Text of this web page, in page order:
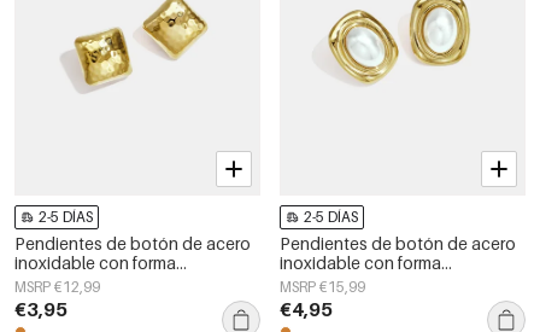
2-5 DÍAS
Pendientes de botón de acero
inoxidable con forma
geométrica, sencillos, de la
serie Daily Simple, joyería para
mujer.
MSRP €12,99
€3,95
2-5 DÍAS
Pendientes de botón de acero
inoxidable con forma
geométrica, sencillos, de la
serie Daily Simple, joyería para
mujer.
MSRP €15,99
€4,95